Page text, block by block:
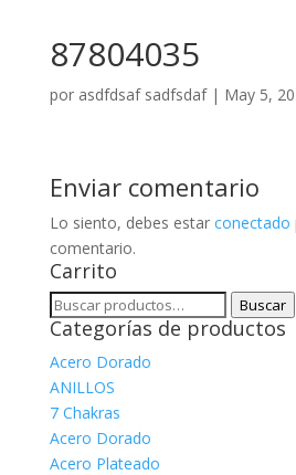
87804035
por asdfdsaf sadfsdaf| May 5,
Enviar comentario
Lo siento, debes estar conectado
comentario.
Carrito
Buscar
por:
Buscar
Categorías de productos
Acero Dorado
ANILLOS
7 Chakras
Acero Dorado
Acero Plateado